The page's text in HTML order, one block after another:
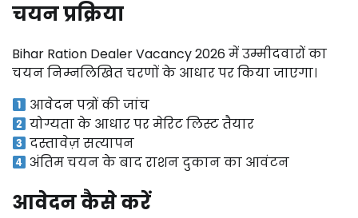
चयन प्रक्रिया
Bihar Ration Dealer Vacancy 2026 में उम्मीदवारों का
चयन निम्नलिखित चरणों के आधार पर किया जाएगा।
आवेदन पत्रों की जांच
योग्यता के आधार पर मेरिट लिस्ट तैयार
दस्तावेज़ सत्यापन
अंतिम चयन के बाद राशन दुकान का आवंटन
आवेदन कैसे करें